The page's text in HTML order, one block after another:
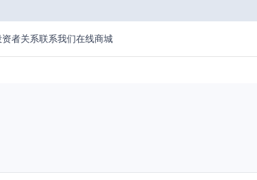
资者关系联系我们在线商城